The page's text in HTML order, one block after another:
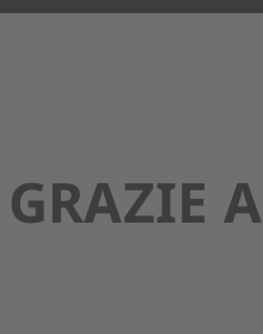
GRAZIE A